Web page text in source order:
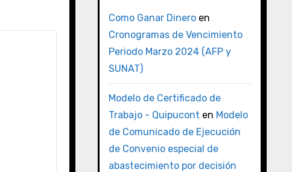
Como Ganar Dineroen
Cronogramas de Vencimiento
Periodo Marzo 2024 (AFP y
SUNAT)
Modelo de Certificado de
Trabajo - Quipucont en Modelo
de Comunicado de Ejecución
de Convenio especial de
abastecimiento por decisión